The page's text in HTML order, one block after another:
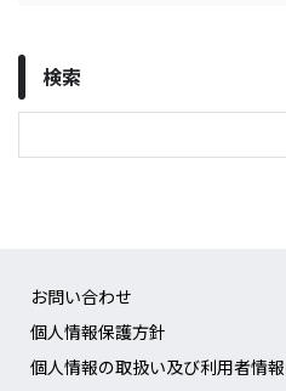
検索
お問い合わせ
個人情報保護方針
個人情報の取扱い及び利用者情